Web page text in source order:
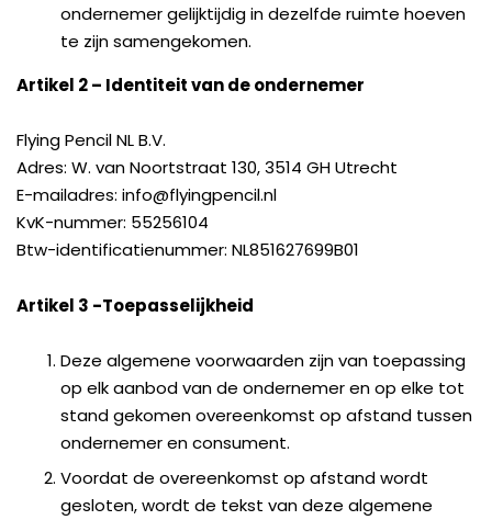
ondernemer gelijktijdig in dezelfde ruimte hoeven
te zijn samengekomen.
Artikel 2 – Identiteit van de ondernemer
Flying Pencil NL B.V.
Adres: W. van Noortstraat 130, 3514 GH Utrecht
E-mailadres: info@flyingpencil.nl
KvK-nummer: 55256104
Btw-identificatienummer: NL851627699B01
Artikel 3 -Toepasselijkheid
Deze algemene voorwaarden zijn van toepassing
op elk aanbod van de ondernemer en op elke tot
stand gekomen overeenkomst op afstand tussen
ondernemer en consument.
Voordat de overeenkomst op afstand wordt
gesloten, wordt de tekst van deze algemene